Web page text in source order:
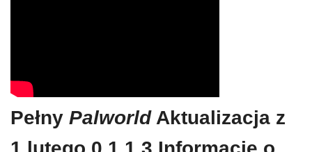
Pełny PalworldAktualizacja z